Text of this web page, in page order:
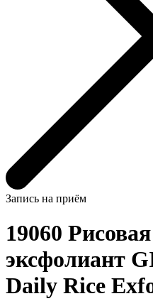
Запись на приём
19060
эксфолиант
Daily Rice